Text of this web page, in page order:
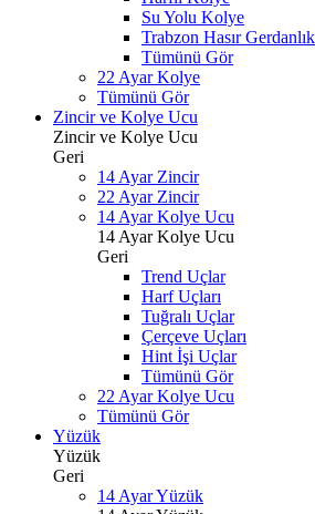
Su Yolu Kolye
Trabzon Hasır Gerdanlık
Tümünü Gör
22 Ayar Kolye
Tümünü Gör
Zincir ve Kolye Ucu
Zincir ve Kolye Ucu
Geri
14 Ayar Zincir
22 Ayar Zincir
14 Ayar Kolye Ucu
14 Ayar Kolye Ucu
Geri
Trend Uçlar
Harf Uçları
Tuğralı Uçlar
Çerçeve Uçları
Hint İşi Uçlar
Tümünü Gör
22 Ayar Kolye Ucu
Tümünü Gör
Yüzük
Yüzük
Geri
14 Ayar Yüzük